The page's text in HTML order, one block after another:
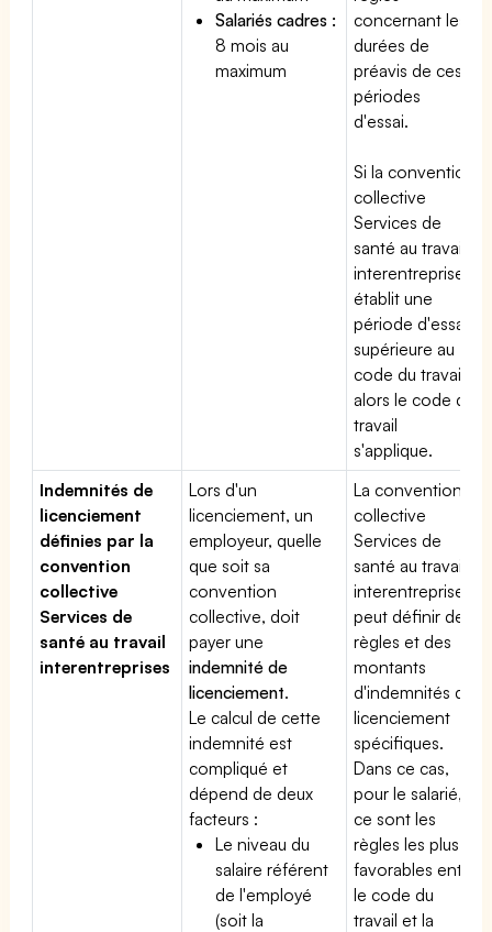
Salariés cadres :
8 mois au
maximum
concernant les
durées de
préavis de ces
périodes
d'essai.
Si la convention
collective
Services de
santé au travail
interentreprises
établit une
période d'essai
supérieure au
code du travail,
alors le code du
travail
s'applique.
Indemnités de
licenciement
définies par la
convention
collective
Services de
santé au travail
interentreprises
Lors d'un
licenciement, un
employeur, quelle
que soit sa
convention
collective, doit
payer une
indemnité de
licenciement.
Le calcul de cette
indemnité est
compliqué et
dépend de deux
facteurs :
Le niveau du
salaire référent
de l'employé
(soit la
La convention
collective
Services de
santé au travail
interentreprises
peut définir des
règles et des
montants
d'indemnités de
licenciement
spécifiques.
Dans ce cas,
pour le salarié,
ce sont les
règles les plus
favorables entre
le code du
travail et la